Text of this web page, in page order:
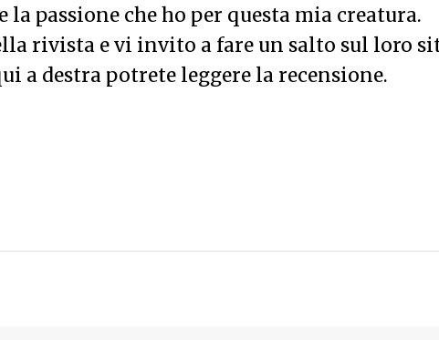
passione che ho per questa mia creatura.
rivista e vi invito a fare un salto sul loro
a destra potrete leggere la recensione.